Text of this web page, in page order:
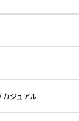
カジュアル